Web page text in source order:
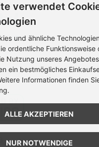
verwendet
und ähnliche
ordentliche Funktionsweise
Nutzung unseres
ein bestmögliches
Informationen finden
ALLE AKZEPTIEREN
NUR NOTWENDIGE